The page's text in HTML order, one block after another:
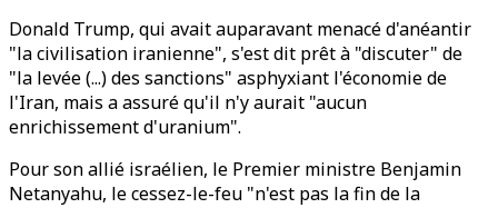
Donald Trump, qui avait auparavant menacé d'anéantir
"la civilisation iranienne", s'est dit prêt à "discuter" de
"la levée (...) des sanctions" asphyxiant l'économie de
l'Iran, mais a assuré qu'il n'y aurait "aucun
enrichissement d'uranium".
Pour son allié israélien, le Premier ministre Benjamin
Netanyahu, le cessez-le-feu "n'est pas la fin de la